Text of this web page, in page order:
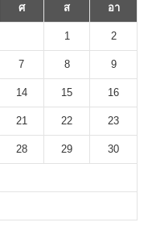
ศ ส อา
1 2
7 8 9
14 15 16
21 22 23
28 29 30